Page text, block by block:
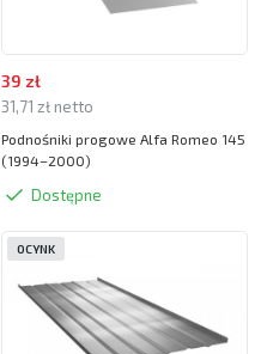
39 zł
31,71 zł netto
Podnośniki progowe Alfa Romeo 145
(1994–2000)
Dostępne
OCYNK